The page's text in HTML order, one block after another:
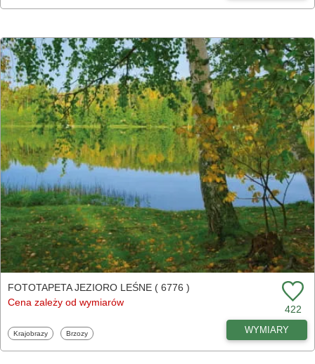
FOTOTAPETA JEZIORO LEŚNE ( 6776 )
Cena zależy od wymiarów
422
Fototapety
Krajobrazy Fototapety
Brzozy WYMIARY